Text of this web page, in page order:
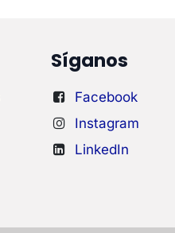
Síganos
Facebook
Instagram
LinkedIn